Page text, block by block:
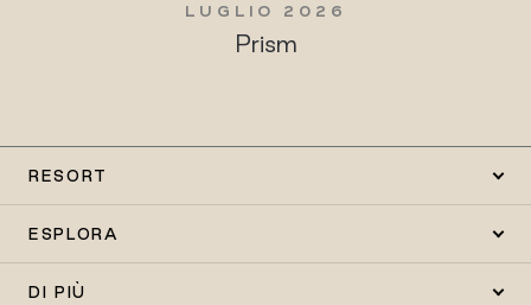
LUGLIO 2026
Prism
RESORT
ESPLORA
DI PIÙ